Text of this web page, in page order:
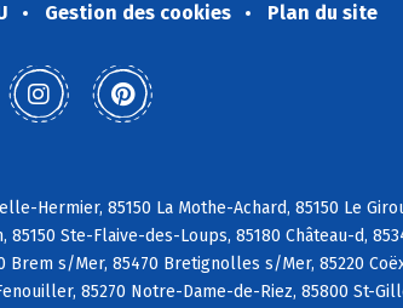
Gestion des cookies Plan du site
Hermier, 85150 La Mothe-Achard, 85150 Le
Ste-Flaive-des-Loups, 85180 Château-d,
Brem s/Mer, 85470 Bretignolles s/Mer, 85220
85270 Notre-Dame-de-Riez, 85800 St-